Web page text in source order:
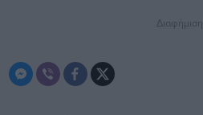
Διαφήμιση